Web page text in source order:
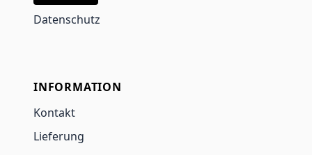
Datenschutz
INFORMATION
Kontakt
Lieferung